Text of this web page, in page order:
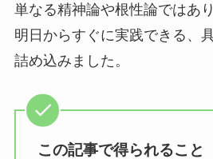
単なる精神論や根性論ではあ
明日からすぐに実践できる、
詰め込みました。
この記事で得られること